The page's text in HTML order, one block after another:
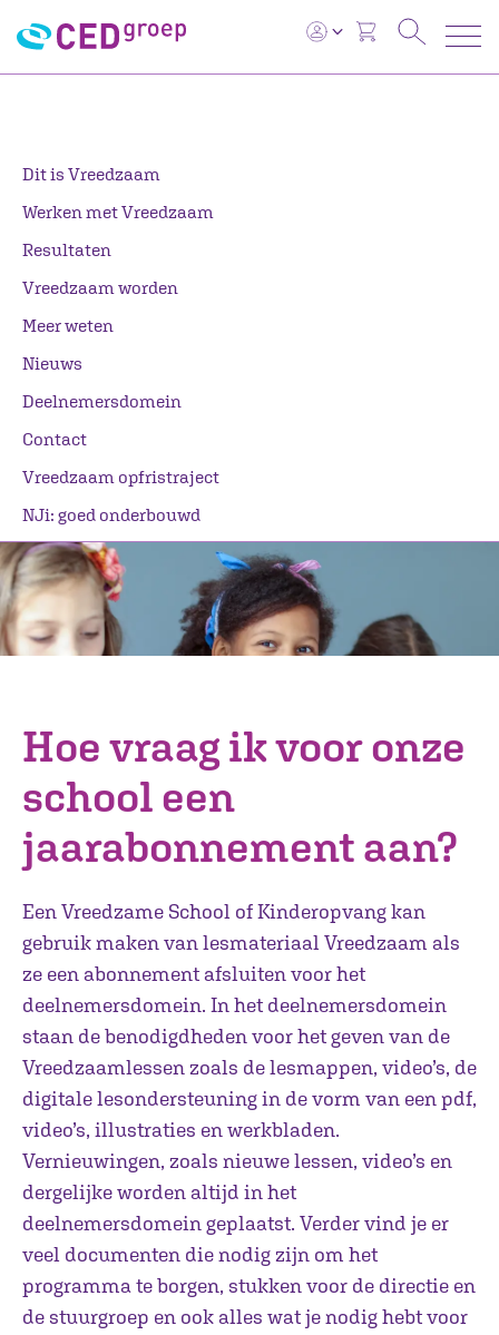
Dit is Vreedzaam
Werken met Vreedzaam
Resultaten
Vreedzaam worden
Meer weten
Nieuws
Deelnemersdomein
Contact
Vreedzaam opfristraject
NJi: goed onderbouwd
Hoe vraag ik voor onze
school een
jaarabonnement aan?
Een Vreedzame School of Kinderopvang kan
gebruik maken van lesmateriaal Vreedzaam als
ze een abonnement afsluiten voor het
deelnemersdomein. In het deelnemersdomein
staan de benodigdheden voor het geven van de
Vreedzaamlessen zoals de lesmappen, video’s, de
digitale lesondersteuning in de vorm van een pdf,
video’s, illustraties en werkbladen.
Vernieuwingen, zoals nieuwe lessen, video’s en
dergelijke worden altijd in het
deelnemersdomein geplaatst. Verder vind je er
veel documenten die nodig zijn om het
programma te borgen, stukken voor de directie en
de stuurgroep en ook alles wat je nodig hebt voor